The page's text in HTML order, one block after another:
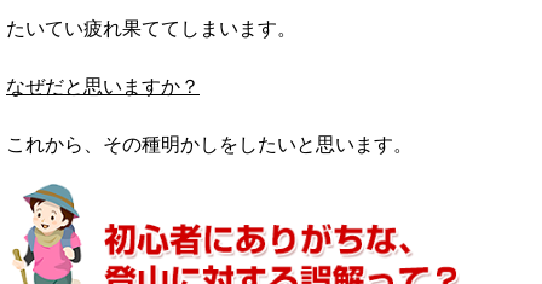
たいてい疲れ果ててしまいます。
なぜだと思いますか？
これから、その種明かしをしたいと思います。